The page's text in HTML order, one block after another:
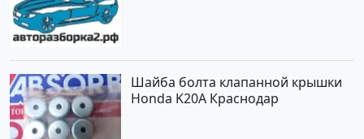
Шайба болта клапанной крышки
Honda K20A Краснодар